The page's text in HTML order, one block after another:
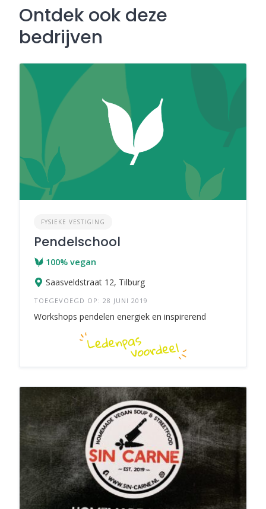
Ontdek ook deze
bedrijven
FYSIEKE VESTIGING
Pendelschool
100% vegan
Saasveldstraat 12, Tilburg
TOEGEVOEGD OP: 28 JUNI 2019
Workshops pendelen energiek en inspirerend